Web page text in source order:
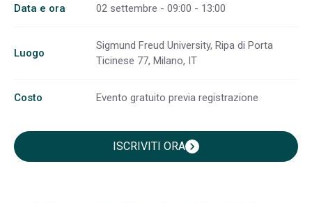
Data e ora 02 settembre - 09:00 - 13:00
Luogo
Sigmund Freud University, Ripa di Porta
Ticinese 77, Milano, IT
Costo Evento gratuito previa registrazione
ISCRIVITI ORAchevron_right